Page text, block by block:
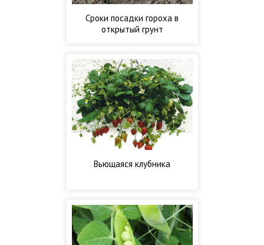
Сроки посадки гороха в
открытый грунт
Вьющаяся клубника